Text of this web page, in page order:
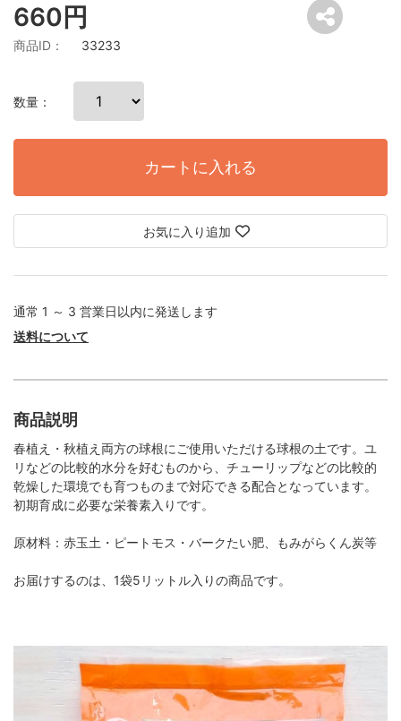
660円
商品ID： 33233
数量：
カートに入れる
お気に入り追加
通常 1 ～ 3 営業日以内に発送します
送料について
商品説明
春植え・秋植え両方の球根にご使用いただける球根の土です。ユ
リなどの比較的水分を好むものから、チューリップなどの比較的
乾燥した環境でも育つものまで対応できる配合となっています。
初期育成に必要な栄養素入りです。
原材料：赤玉土・ピートモス・バークたい肥、もみがらくん炭等
お届けするのは、1袋5リットル入りの商品です。